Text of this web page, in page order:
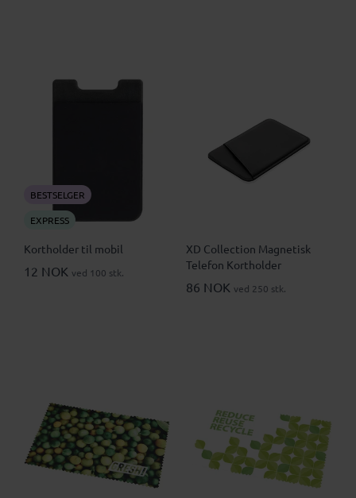
BESTSELGER
EXPRESS
Kortholder til mobil
12 NOK ved 100 stk.
XD Collection Magnetisk
Telefon Kortholder
86 NOK ved 250 stk.